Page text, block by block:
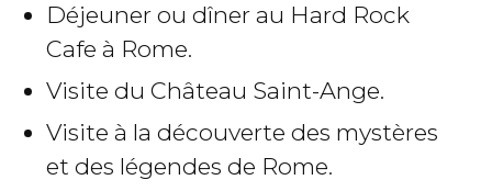
Déjeuner ou dîner au Hard Rock
Cafe à Rome.
Visite du Château Saint-Ange.
Visite à la découverte des mystères
et des légendes de Rome.